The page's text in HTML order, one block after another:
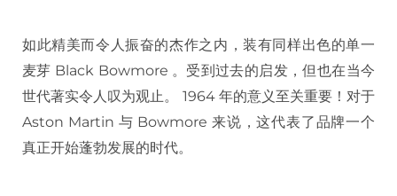
如此精美而令人振奋的杰作之内，装有同样出色的单一
麦芽 Black Bowmore 。受到过去的启发，但也在当今
世代著实令人叹为观止。 1964 年的意义至关重要！对于
Aston Martin 与 Bowmore 来说，这代表了品牌一个
真正开始蓬勃发展的时代。